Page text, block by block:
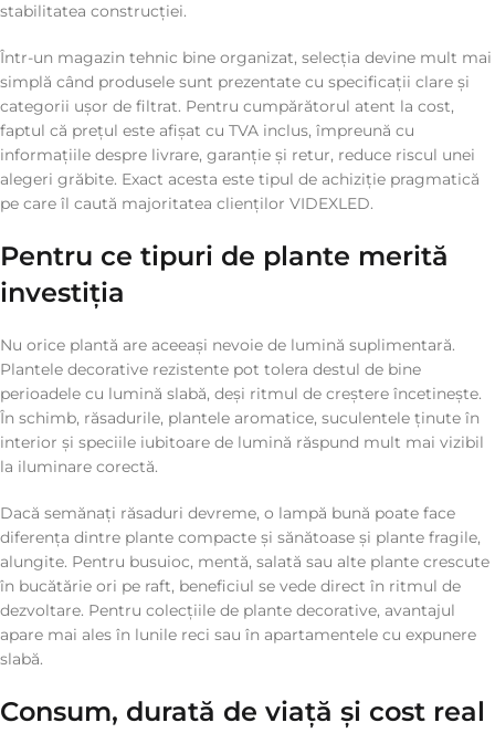
stabilitatea construcției.
Într-un magazin tehnic bine organizat, selecția devine mult mai
simplă când produsele sunt prezentate cu specificații clare și
categorii ușor de filtrat. Pentru cumpărătorul atent la cost,
faptul că prețul este afișat cu TVA inclus, împreună cu
informațiile despre livrare, garanție și retur, reduce riscul unei
alegeri grăbite. Exact acesta este tipul de achiziție pragmatică
pe care îl caută majoritatea clienților VIDEXLED.
Pentru ce tipuri de plante merită
investiția
Nu orice plantă are aceeași nevoie de lumină suplimentară.
Plantele decorative rezistente pot tolera destul de bine
perioadele cu lumină slabă, deși ritmul de creștere încetinește.
În schimb, răsadurile, plantele aromatice, suculentele ținute în
interior și speciile iubitoare de lumină răspund mult mai vizibil
la iluminare corectă.
Dacă semănați răsaduri devreme, o lampă bună poate face
diferența dintre plante compacte și sănătoase și plante fragile,
alungite. Pentru busuioc, mentă, salată sau alte plante crescute
în bucătărie ori pe raft, beneficiul se vede direct în ritmul de
dezvoltare. Pentru colecțiile de plante decorative, avantajul
apare mai ales în lunile reci sau în apartamentele cu expunere
slabă.
Consum, durată de viață și cost real